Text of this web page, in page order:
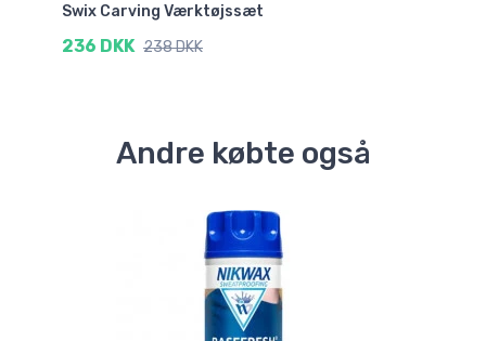
Swix Carving Værktøjssæt
236 DKK 238 DKK
Andre købte også